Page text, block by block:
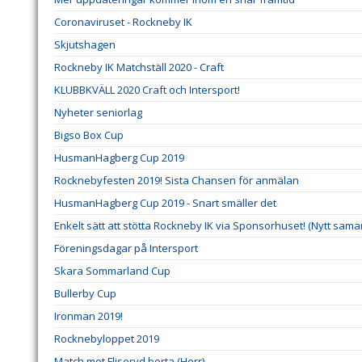
Coronaviruset - Rockneby IK
Skjutshagen
Rockneby IK Matchställ 2020 - Craft
KLUBBKVÄLL 2020 Craft och Intersport!
Nyheter seniorlag
Bigso Box Cup
HusmanHagberg Cup 2019
Rocknebyfesten 2019! Sista Chansen för anmälan
HusmanHagberg Cup 2019 - Snart smäller det
Enkelt sätt att stötta Rockneby IK via Sponsorhuset! (Nytt
Föreningsdagar på Intersport
Skara Sommarland Cup
Bullerby Cup
Ironman 2019!
Rocknebyloppet 2019